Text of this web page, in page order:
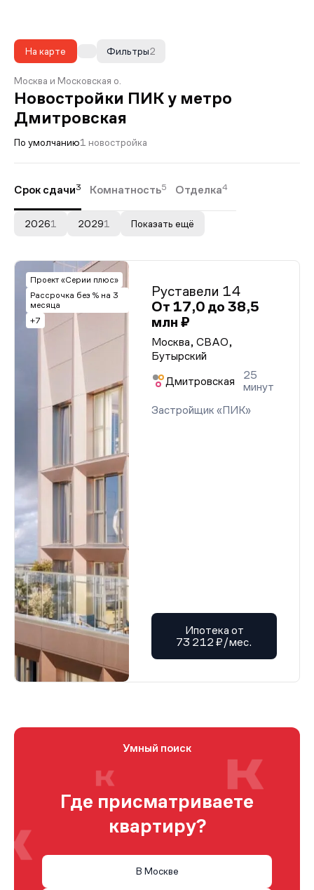
На карте 2
Фильтры
Москва и Московская о.
Новостройки ПИК у метро
Дмитровская
По умолчанию1 новостройка
Срок сдачи3 Комнатность5 Отделка4
20261 20291 Показать ещё
Проект «Серии плюс»
Рассрочка без % на 3
месяца
+7
Руставели 14
От 17,0 до 38,5
млн ₽
Москва, СВАО,
Бутырский
Дмитровская
25
минут
Застройщик «ПИК»
Ипотека от
73 212 ₽/мес.
Умный поиск
Где присматриваете
квартиру?
В Москве